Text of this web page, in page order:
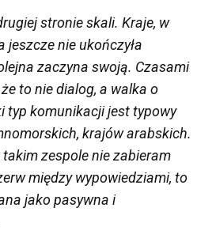
stronie skali. Kraje, w
jeszcze nie ukończyła
zaczyna swoją. Czasami
to nie dialog, a walka o
typ komunikacji jest typowy
krajów arabskich.
zespole nie zabieram
między wypowiedziami, to
jako pasywna i